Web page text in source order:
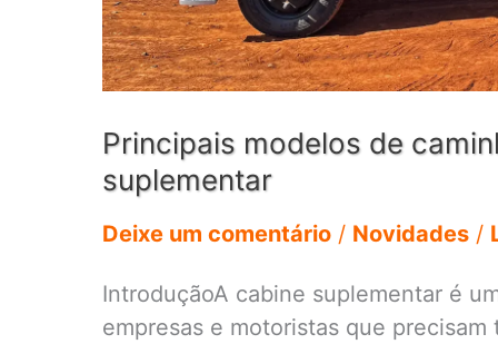
Principais modelos de
suplementar
Deixe um comentário / Novidades /
IntroduçãoA cabine suplementar é
empresas e motoristas que